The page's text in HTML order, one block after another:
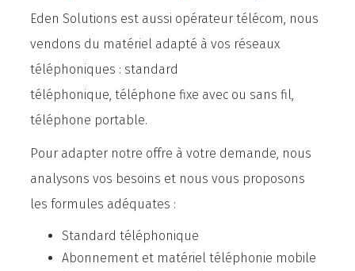
Eden Solutions est aussi opérateur télécom, nous
vendons du matériel adapté à vos réseaux
téléphoniques : standard
téléphonique, téléphone fixe avec ou sans fil,
téléphone portable.
Pour adapter notre offre à votre demande, nous
analysons vos besoins et nous vous proposons
les formules adéquates :
Standard téléphonique
Abonnement et matériel téléphonie mobile